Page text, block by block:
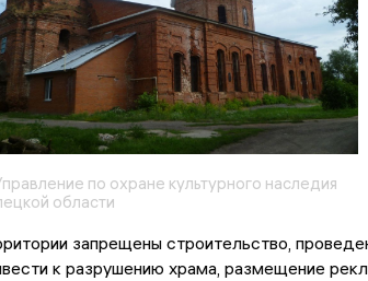
по охране культурного наследия
области
запрещены строительство,
к разрушению храма, размещение